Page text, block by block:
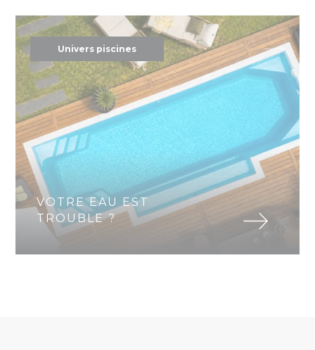
Univers piscines
VOTRE EAU EST
TROUBLE ?